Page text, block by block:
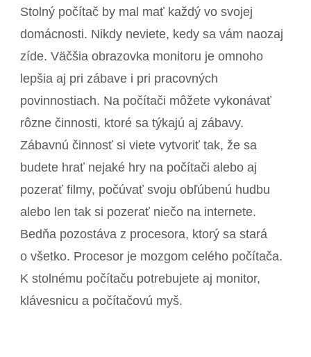
Stolný počítač by mal mať každý vo svojej
domácnosti. Nikdy neviete, kedy sa vám naozaj
zíde. Väčšia obrazovka monitoru je omnoho
lepšia aj pri zábave i pri pracovných
povinnostiach. Na počítači môžete vykonávať
rôzne činnosti, ktoré sa týkajú aj zábavy.
Zábavnú činnosť si viete vytvoriť tak, že sa
budete hrať nejaké hry na počítači alebo aj
pozerať filmy, počúvať svoju obľúbenú hudbu
alebo len tak si pozerať niečo na internete.
Bedňa pozostáva z procesora, ktorý sa stará
o všetko. Procesor je mozgom celého počítača.
K stolnému počítaču potrebujete aj monitor,
klávesnicu a počítačovú myš.